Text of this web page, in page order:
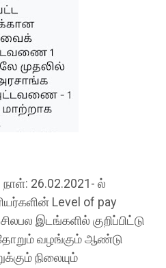
26.02.2021- ல்
Level of pay
இடங்களில் குறிப்பிட்டு
வழங்கும் ஆண்டு
நிலையும்